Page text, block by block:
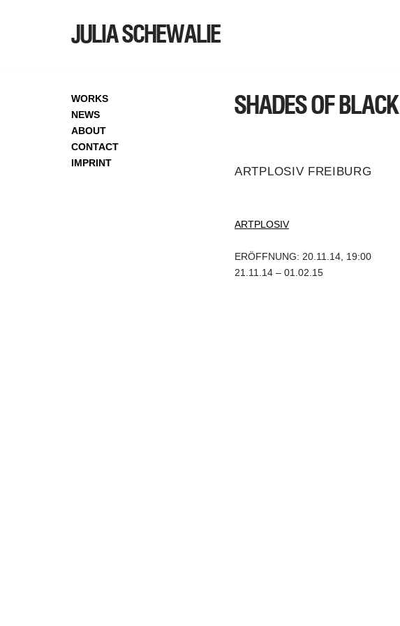
JULIA SCHEWALIE
WORKS
NEWS
ABOUT
CONTACT
IMPRINT
SHADES OF BLACK
ARTPLOSIV FREIBURG
ARTPLOSIV
ERÖFFNUNG: 20.11.14, 19:00
21.11.14 – 01.02.15